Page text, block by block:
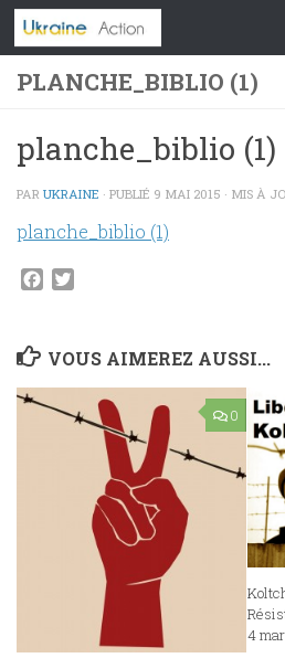
Skip to content
PLANCHE_BIBLIO (1)
planche_biblio (1)
PAR UKRAINE · PUBLIÉ 9 MAI 2015 · MIS À
planche_biblio (1)
Facebook
VOUS AIMEREZ AUSSI...
0
4